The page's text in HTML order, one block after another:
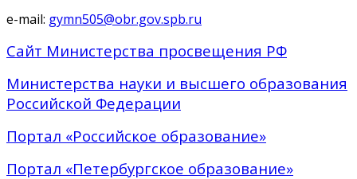
e-mail: gymn505@obr.gov.spb.ru
Сайт Министерства просвещения РФ
Министерства науки и высшего образования
Российской Федерации
Портал «Российское образование»
Портал «Петербургское образование»